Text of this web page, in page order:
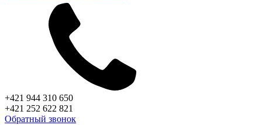
+421 944 310 650
+421 252 622 821
Обратный звонок